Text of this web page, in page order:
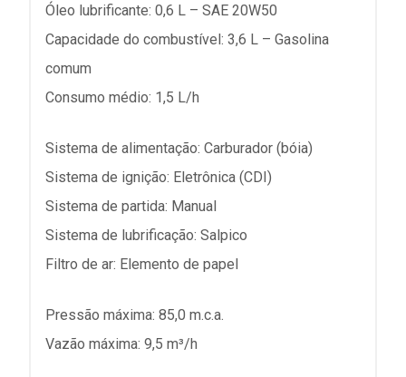
Óleo lubrificante: 0,6 L – SAE 20W50
Capacidade do combustível: 3,6 L – Gasolina
comum
Consumo médio: 1,5 L/h
Sistema de alimentação: Carburador (bóia)
Sistema de ignição: Eletrônica (CDI)
Sistema de partida: Manual
Sistema de lubrificação: Salpico
Filtro de ar: Elemento de papel
Pressão máxima: 85,0 m.c.a.
Vazão máxima: 9,5 m³/h